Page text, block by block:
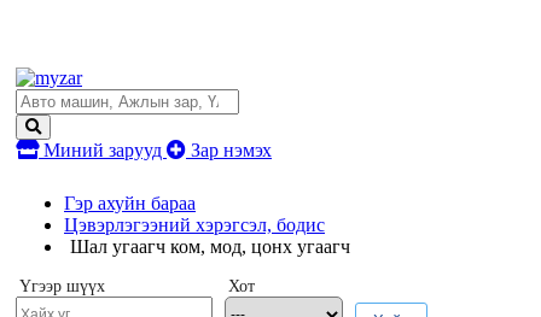
Миний зарууд Зар нэмэх
Гэр ахуйн бараа
Цэвэрлэгээний хэрэгсэл, бодис
Шал угаагч ком, мод, цонх угаагч
Үгээр шүүх
Хот